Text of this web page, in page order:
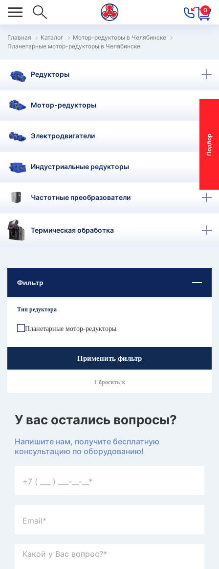
0
П
о
д
б
о
р
м
о
т
о
р
-
р
е
д
у
к
т
о
р
Главная Каталог
Мотор-редукторы в Челябинске
Планетарные мотор-редукторы в Челябинске
Редукторы
Мотор-редукторы
Электродвигатели
Индустриальные редукторы
Частотные преобразователи
Термическая обработка
Фильтр
Тип редуктора
Планетарные мотор-редукторы
Применить фильтр
Сбросить
У вас остались вопросы?
Напишите нам, получите бесплатную
консультацию по оборудованию!